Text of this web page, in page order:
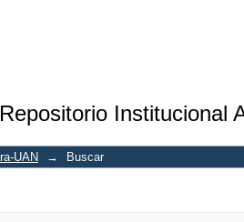
Repositorio Institucional
UAN → Buscar